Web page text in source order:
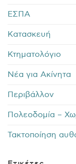
ΕΣΠΑ
Κατασκευή
Κτηματολόγιο
Νέα για Ακίνητα
Περιβάλλον
Πολεοδομία –
Τακτοποίηση